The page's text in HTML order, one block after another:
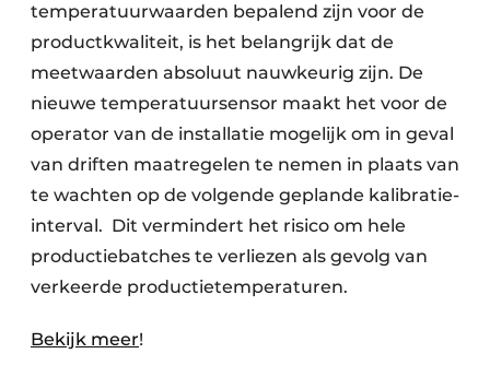
temperatuurwaarden bepalend zijn voor de
productkwaliteit, is het belangrijk dat de
meetwaarden absoluut nauwkeurig zijn. De
nieuwe temperatuursensor maakt het voor de
operator van de installatie mogelijk om in geval
van driften maatregelen te nemen in plaats van
te wachten op de volgende geplande kalibratie-
interval. Dit vermindert het risico om hele
productiebatches te verliezen als gevolg van
verkeerde productietemperaturen.
Bekijk meer!